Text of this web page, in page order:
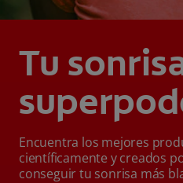
Tu
Encuentra los mejores
científicamente y creados
conseguir tu sonrisa más